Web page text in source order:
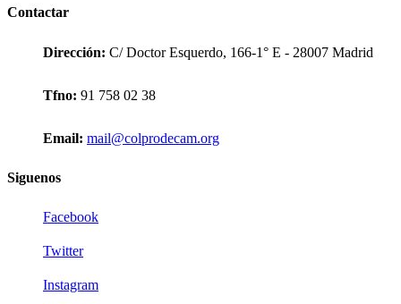
Contactar
Dirección: C/ Doctor Esquerdo, 166-1° E - 28007 Madrid
Tfno: 91 758 02 38
Email: mail@colprodecam.org
Siguenos
Facebook
Twitter
Instagram